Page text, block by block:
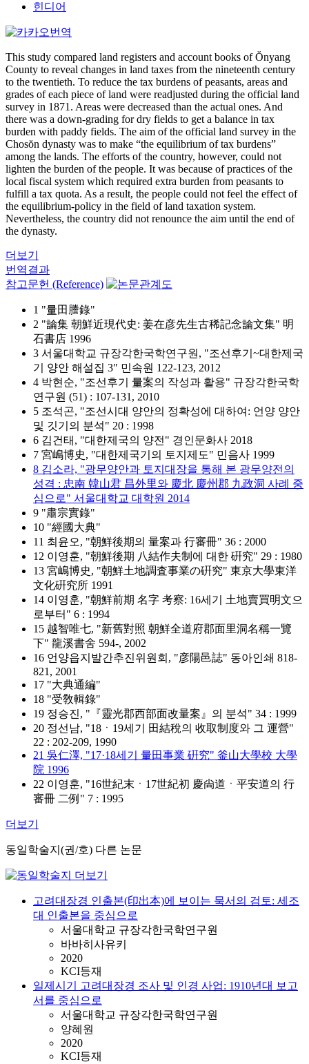
힌디어
This study compared land registers and account books of Ŏnyang
County to reveal changes in land taxes from the nineteenth century
to the twentieth. To reduce the tax burdens of peasants, areas and
grades of each piece of land were readjusted during the official land
survey in 1871. Areas were decreased than the actual ones. And
there was a down-grading for dry fields to get a balance in tax
burden with paddy fields. The aim of the official land survey in the
Chosŏn dynasty was to make “the equilibrium of tax burdens”
among the lands. The efforts of the country, however, could not
lighten the burden of the people. It was because of practices of the
local fiscal system which required extra burden from peasants to
fulfill a tax quota. As a result, the people could not feel the effect of
the equilibrium-policy in the field of land taxation system.
Nevertheless, the country did not renounce the aim until the end of
the dynasty.
더보기
번역결과
참고문헌 (Reference)
1 "量田謄錄"
2 "論集 朝鮮近現代史: 姜在彦先生古稀記念論文集" 明
石書店 1996
3 서울대학교 규장각한국학연구원, "조선후기~대한제국
기 양안 해설집 3" 민속원 122-123, 2012
4 박현순, "조선후기 量案의 작성과 활용" 규장각한국학
연구원 (51) : 107-131, 2010
5 조석곤, "조선시대 양안의 정확성에 대하여: 언양 양안
및 깃기의 분석" 20 : 1998
6 김건태, "대한제국의 양전" 경인문화사 2018
7 宮嶋博史, "대한제국기의 토지제도" 민음사 1999
8 김소라, "광무양안과 토지대장을 통해 본 광무양전의
성격 : 忠南 韓山君 昌外里와 慶北 慶州郡 九政洞 사례 중
심으로" 서울대학교 대학원 2014
9 "肅宗實錄"
10 "經國大典"
11 최윤오, "朝鮮後期의 量案과 行審冊" 36 : 2000
12 이영훈, "朝鮮後期 八結作夫制에 대한 硏究" 29 : 1980
13 宮嶋博史, "朝鮮土地調査事業の硏究" 東京大學東洋
文化硏究所 1991
14 이영훈, "朝鮮前期 名字 考察: 16세기 土地賣買明文으
로부터" 6 : 1994
15 越智唯七, "新舊對照 朝鮮全道府郡面里洞名稱一覽
下" 龍溪書舍 594-, 2002
16 언양읍지발간추진위원회, "彦陽邑誌" 동아인쇄 818-
821, 2001
17 "大典通編"
18 "受敎輯錄"
19 정승진, "『靈光郡西部面改量案』의 분석" 34 : 1999
20 정선남, "18ㆍ19세기 田結稅의 收取制度와 그 運營"
22 : 202-209, 1990
21 吳仁澤, "17·18세기 量田事業 硏究" 釜山大學校 大學
院 1996
22 이영훈, "16世紀末ㆍ17世紀初 慶尙道ㆍ平安道의 行
審冊 二例" 7 : 1995
더보기
동일학술지(권/호) 다른 논문
고려대장경 인출본(印出本)에 보이는 묵서의 검토: 세조
대 인출본을 중심으로
서울대학교 규장각한국학연구원
바바히사유키
2020
KCI등재
일제시기 고려대장경 조사 및 인경 사업: 1910년대 보고
서를 중심으로
서울대학교 규장각한국학연구원
양혜원
2020
KCI등재